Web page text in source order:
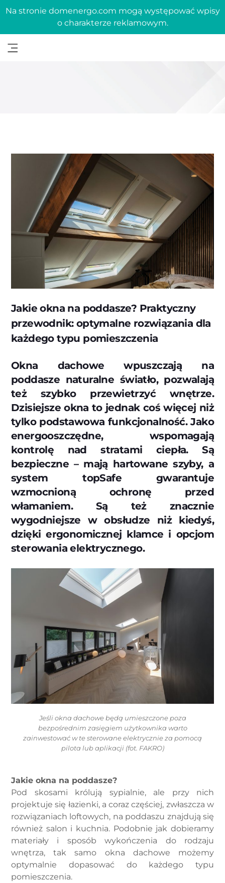
Na stronie domenergo.com mogą występować wpisy
o charakterze reklamowym.
Jakie okna na poddasze? Praktyczny
przewodnik: optymalne rozwiązania dla
każdego typu pomieszczenia
Okna dachowe wpuszczają na
poddasze naturalne światło, pozwalają
też szybko przewietrzyć wnętrze.
Dzisiejsze okna to jednak coś więcej niż
tylko podstawowa funkcjonalność. Jako
energooszczędne, wspomagają
kontrolę nad stratami ciepła. Są
bezpieczne – mają hartowane szyby, a
system topSafe gwarantuje
wzmocnioną ochronę przed
włamaniem. Są też znacznie
wygodniejsze w obsłudze niż kiedyś,
dzięki ergonomicznej klamce i opcjom
sterowania elektrycznego.
Jeśli okna dachowe będą umieszczone poza
bezpośrednim zasięgiem użytkownika warto
zainwestować w te sterowane elektrycznie za pomocą
pilota lub aplikacji (fot. FAKRO)
Jakie okna na poddasze?
Pod skosami królują sypialnie, ale przy nich
projektuje się łazienki, a coraz częściej, zwłaszcza w
rozwiązaniach loftowych, na poddaszu znajdują się
również salon i kuchnia. Podobnie jak dobieramy
materiały i sposób wykończenia do rodzaju
wnętrza, tak samo okna dachowe możemy
optymalnie dopasować do każdego typu
pomieszczenia.